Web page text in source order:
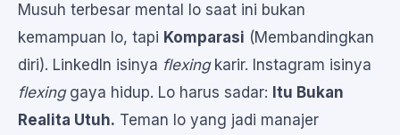
Musuh terbesar mental lo saat ini bukan
kemampuan lo, tapi Komparasi (Membandingkan
diri). LinkedIn isinya flexingkarir. Instagram isinya
flexinggaya hidup. Lo harus sadar: Itu Bukan
Realita Utuh. Teman lo yang jadi manajer